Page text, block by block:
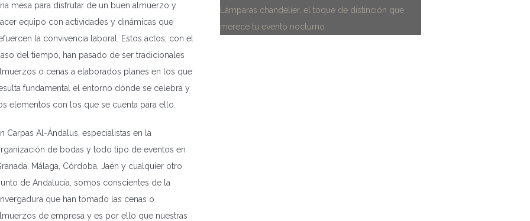
mesa para disfrutar de un buen almuerzo y
equipo con actividades y dinámicas que
la convivencia laboral. Estos actos, con el
del tiempo, han pasado de ser tradicionales
o cenas a elaborados planes en los que
fundamental el entorno dónde se celebra y
elementos con los que se cuenta para ello.
Carpas Al-Ándalus, especialistas en la
de bodas y todo tipo de eventos en
Málaga, Córdoba, Jaén y cualquier otro
de Andalucía, somos conscientes de la
que han tomado las cenas o
de empresa y es por ello que nuestras
Lámparas chandelier, el toque de distinción que
merece tu evento nocturno